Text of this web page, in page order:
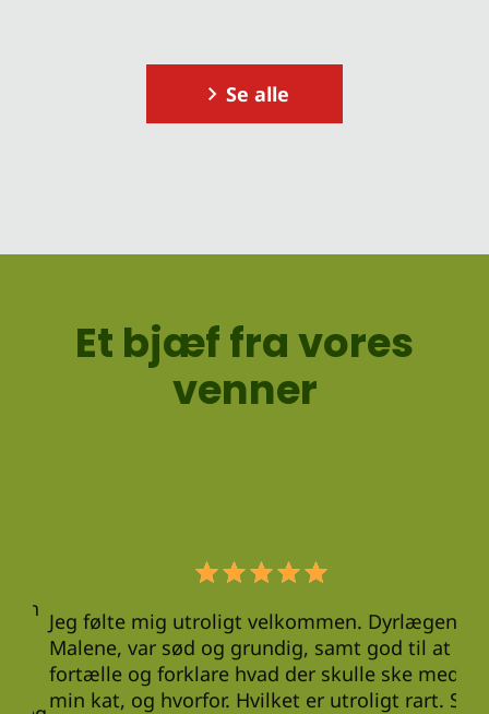
Se alle
Et bjæf fra vores
venner
Jeg følte mig utroligt velkommen. Dyrlægen,
Malene, var sød og grundig, samt god til at
fortælle og forklare hvad der skulle ske med
min kat, og hvorfor. Hvilket er utroligt rart. Så